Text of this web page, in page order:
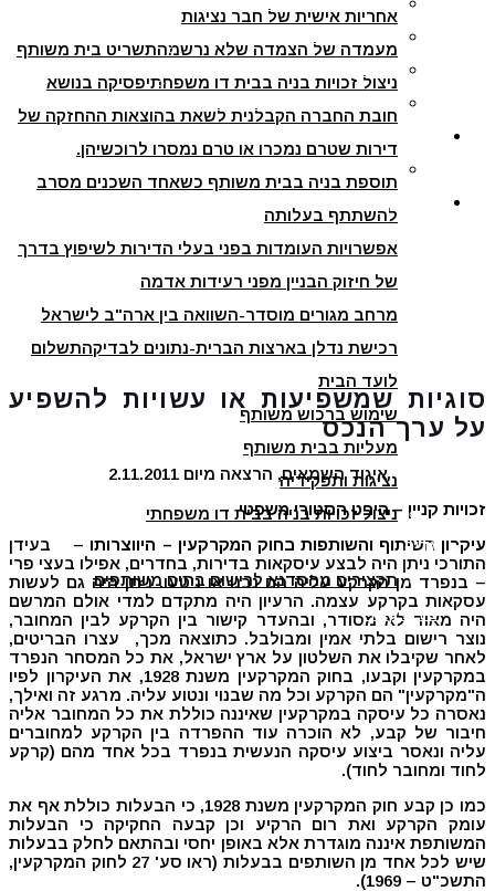
אחריות אישית של חבר נציגות
מעמדה של הצמדה שלא נרשמהתשריט בית משותף
ניצול זכויות בניה בבית דו משפחתי
חובת החברה הקבלנית לשאת בהוצאות ההחזקה של
דירות שטרם נמכרו או טרם נמסרו לרוכשיהן.
תוספת בניה בבית משותף כשאחד השכנים מסרב
להשתתף בעלותה
אפשרויות העומדות בפני בעלי הדירות לשיפוץ בדרך
של חיזוק הבניין מפני רעידות אדמה
מרחב מגורים מוסדר-השוואה בין ארה"ב לישראל
רכישת נדלן בארצות הברית-נתונים לבדיקה
פסיקה בנושא
תשלום
לועד הבית
שימוש ברכוש משותף
מעליות בבית משותף
נציגות ותפקידיה
ניצול זכויות בניה בבית דו משפחתי
מדיה
תקצירים מהסדנא לרישום בתים משותפים
יצירת קשר
סוגיות שמשפיעות או עשויות להשפיע
על ערך הנכס
איגוד השמאים, הרצאה מיום 2.11.2011
זכויות קניין – היבט הסטורי משפטי
עיקרון השיתוף והשותפות בחוק המקרקעין – היווצרותו – בעידן
התורכי ניתן היה לבצע עיסקאות בדירות, בחדרים, אפילו בעצי פרי
– בנפרד מן הקרקע עליה הם נבנו או ניטעו. ניתן היה גם לעשות
עסקאות בקרקע עצמה. הרעיון היה מתקדם למדי אולם המרשם
היה מאוד לא מסודר, ובהעדר קישור בין הקרקע לבין המחובר,
נוצר רישום בלתי אמין ומבולבל. כתוצאה מכך, עצרו הבריטים,
לאחר שקיבלו את השלטון על ארץ ישראל, את כל המסחר הנפרד
במקרקעין וקבעו, בחוק המקרקעין משנת 1928, את העיקרון לפיו
ה"מקרקעין" הם הקרקע וכל מה שבנוי ונטוע עליה. מרגע זה ואילך,
נאסרה כל עיסקה במקרקעין שאיננה כוללת את כל המחובר אליה
חיבור של קבע, לא הוכרה עוד ההפרדה בין הקרקע למחוברים
עליה ונאסר ביצוע עיסקה הנעשית בנפרד בכל אחד מהם (קרקע
לחוד ומחובר לחוד).
כמו כן קבע חוק המקרקעין משנת 1928, כי הבעלות כוללת אף את
עומק הקרקע ואת רום הרקיע וכן קבעה החקיקה כי הבעלות
המשותפת איננה מוגדרת אלא באופן יחסי ובהתאם לחלק בבעלות
שיש לכל אחד מן השותפים בבעלות (ראו סע' 27 לחוק המקרקעין,
התשכ"ט – 1969).